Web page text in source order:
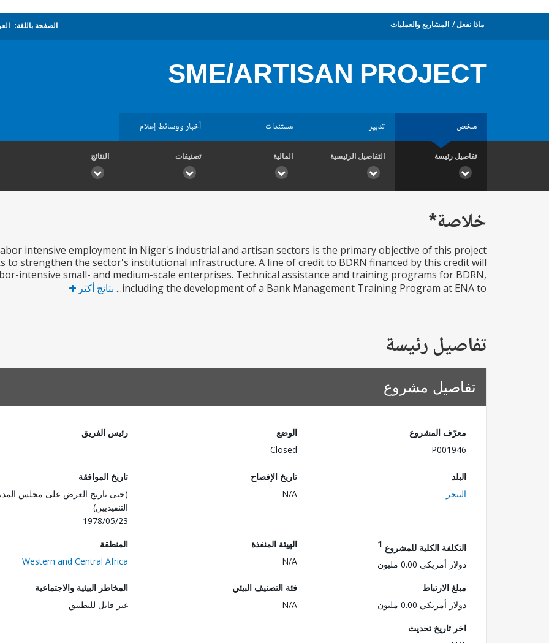
ماذا نفعل المشاريع والعمليات الصفحة باللغة:
SME/ARTISAN PROJECT
ملخص تدبير مستندات أخبار ووسائط إعلام
تفاصيل رئيسة التفاصيل الرئيسية المالية تصنيفات النتائج
خلاصة*
intensive employment in Niger's industrial and artisan sectors is the primary objective of this project
to strengthen the sector's institutional infrastructure. A line of credit to BDRN financed by this credit will
intensive small- and medium-scale enterprises. Technical assistance and training programs for BDRN,
including the development of a Bank Management Training Program at ENA to...
نتائج أكثر
تفاصيل رئيسة
تفاصيل مشروع
معرّف المشروع
P001946
الوضع
Closed
رئيس الفريق
البلد
النيجر
تاريخ الإفصاح
N/A
تاريخ الموافقة
(حتى تاريخ العرض على مجلس
التنفيذيين)
1978/05/23
التكلفة الكلية للمشروع 1
دولار أمريكي 0.00 مليون
الهيئة المنفذة
N/A
المنطقة
Western and Central Africa
مبلغ الارتباط
دولار أمريكي 0.00 مليون
فئة التصنيف البيئي
N/A
المخاطر البيئية والاجتماعية
غير قابل للتطبيق
اخر تاريخ تحديث